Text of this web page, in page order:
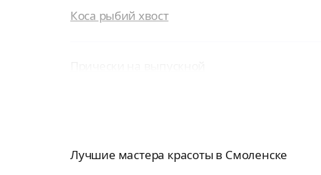
Коса рыбий хвост
Лучшие мастера красоты в Смоленске